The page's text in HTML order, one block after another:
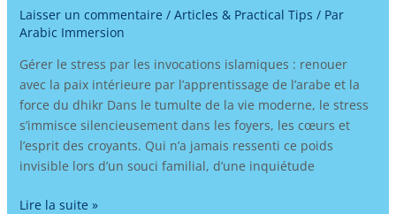
Laisser un commentaire / Articles & Practical Tips / Par
Arabic Immersion
Gérer le stress par les invocations islamiques : renouer
avec la paix intérieure par l’apprentissage de l’arabe et la
force du dhikr Dans le tumulte de la vie moderne, le stress
s’immisce silencieusement dans les foyers, les cœurs et
l’esprit des croyants. Qui n’a jamais ressenti ce poids
invisible lors d’un souci familial, d’une inquiétude
Lire la suite »